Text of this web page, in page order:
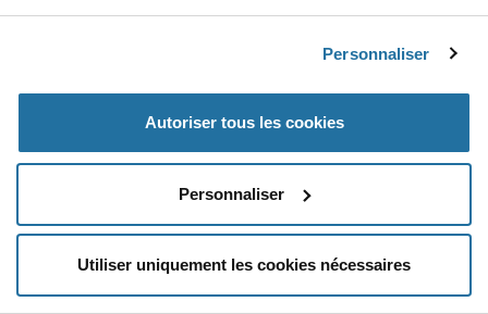
Personnaliser
Autoriser tous les cookies
Personnaliser
Utiliser uniquement les cookies nécessaires
© 2026 Future Electronics. All rights reserved.
Terms & Conditions|Terms of Use|Accessibility